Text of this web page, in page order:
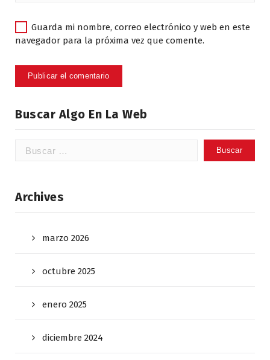
Guarda mi nombre, correo electrónico y web en este
navegador para la próxima vez que comente.
Buscar Algo En La Web
Buscar:
Archives
marzo 2026
octubre 2025
enero 2025
diciembre 2024